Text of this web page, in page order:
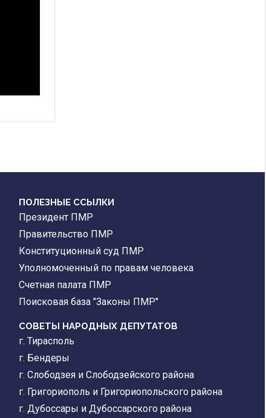
ПОЛЕЗНЫЕ ССЫЛКИ
Президент ПМР
Правительство ПМР
Конституционный суд ПМР
Уполномоченный по правам человека
Счетная палата ПМР
Поисковая база "Законы ПМР"
СОВЕТЫ НАРОДНЫХ ДЕПУТАТОВ
г. Тирасполь
г. Бендеры
г. Слободзея и Слободзейского района
г. Григориополь и Григориопольского района
г. Дубоссары и Дубоссарского района